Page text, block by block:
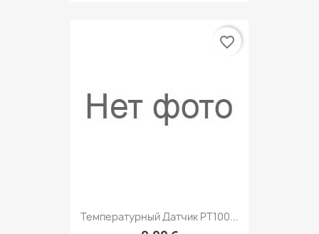
Температурный Датчик РТ100...
favorite_border